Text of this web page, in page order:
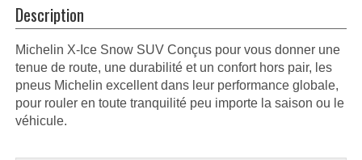
Description
Michelin X-Ice Snow SUV Conçus pour vous donner une
tenue de route, une durabilité et un confort hors pair, les
pneus Michelin excellent dans leur performance globale,
pour rouler en toute tranquilité peu importe la saison ou le
véhicule.